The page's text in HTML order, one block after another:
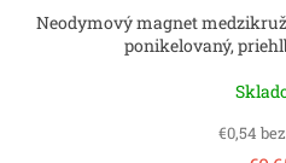
Neodymový magnet
ponikelovaný,
€0,54